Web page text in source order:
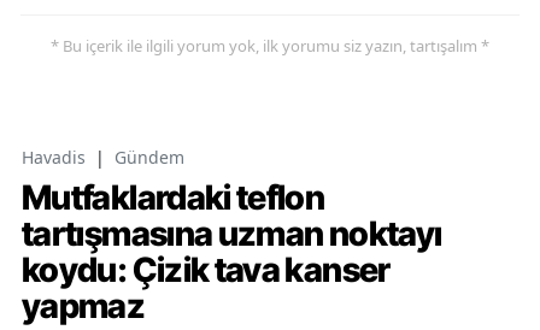
* Bu içerik ile ilgili yorum yok, ilk yorumu siz yazın, tartışalım *
Havadis | Gündem
Mutfaklardaki teflon
tartışmasına uzman noktayı
koydu: Çizik tava kanser
yapmaz